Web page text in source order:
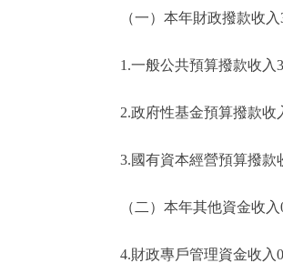
（一）本年財政撥款收入
1.一般公共預算撥款收入
2.政府性基金預算撥款收
3.國有資本經營預算撥款
（二）本年其他資金收入
4.財政專戶管理資金收入0